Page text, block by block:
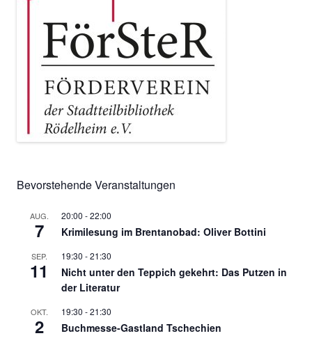
Bevorstehende Veranstaltungen
AUG.
7
20:00 -22:00
Krimilesung im Brentanobad: Oliver Bottini
SEP.
11
19:30 -21:30
Nicht unter den Teppich gekehrt: Das Putzen in
der Literatur
OKT.
2
19:30 -21:30
Buchmesse-Gastland Tschechien